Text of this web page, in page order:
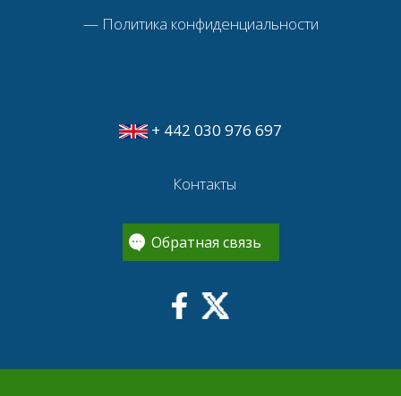
— Политика конфиденциальности
+ 442 030 976 697
Контакты
Обратная связь